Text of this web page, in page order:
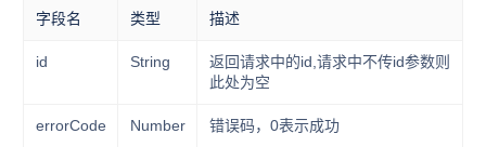
字段名 类型 描述
id String
返回请求中的id,请求中不传id参数则
此处为空
errorCode Number 错误码，0表示成功